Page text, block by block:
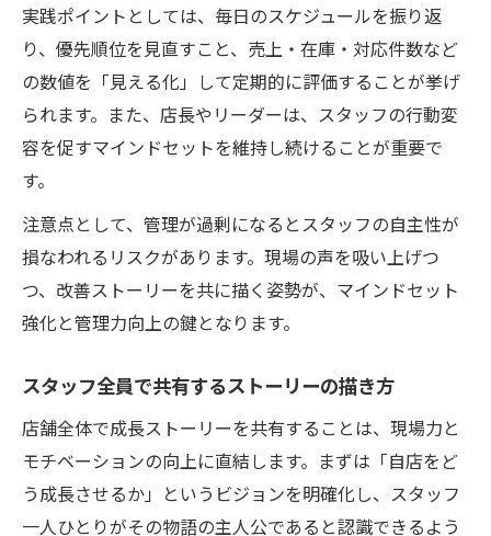
実践ポイントとしては、毎日のスケジュールを振り返
り、優先順位を見直すこと、売上・在庫・対応件数など
の数値を「見える化」して定期的に評価することが挙げ
られます。また、店長やリーダーは、スタッフの行動変
容を促すマインドセットを維持し続けることが重要で
す。
注意点として、管理が過剰になるとスタッフの自主性が
損なわれるリスクがあります。現場の声を吸い上げつ
つ、改善ストーリーを共に描く姿勢が、マインドセット
強化と管理力向上の鍵となります。
スタッフ全員で共有するストーリーの描き方
店舗全体で成長ストーリーを共有することは、現場力と
モチベーションの向上に直結します。まずは「自店をど
う成長させるか」というビジョンを明確化し、スタッフ
一人ひとりがその物語の主人公であると認識できるよう